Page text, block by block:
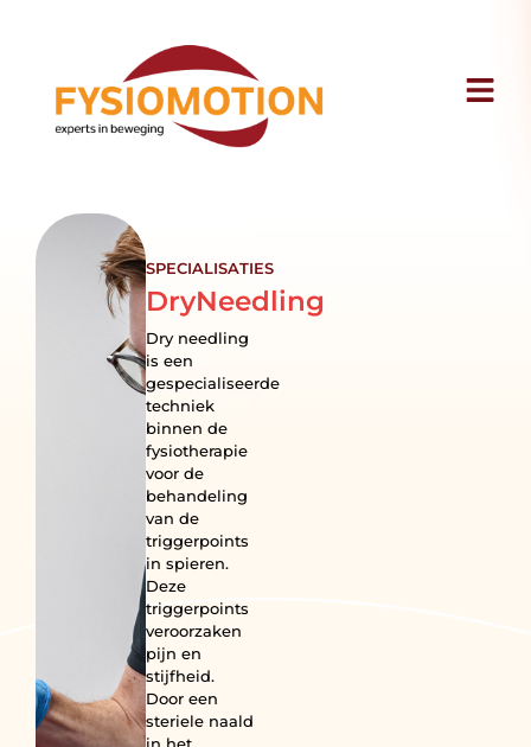
SPECIALISATIES
DryNeedling
Dry needling
is een
gespecialiseerde
techniek
binnen de
fysiotherapie
voor de
behandeling
van de
triggerpoints
in spieren.
Deze
triggerpoints
veroorzaken
pijn en
stijfheid.
Door een
steriele naald